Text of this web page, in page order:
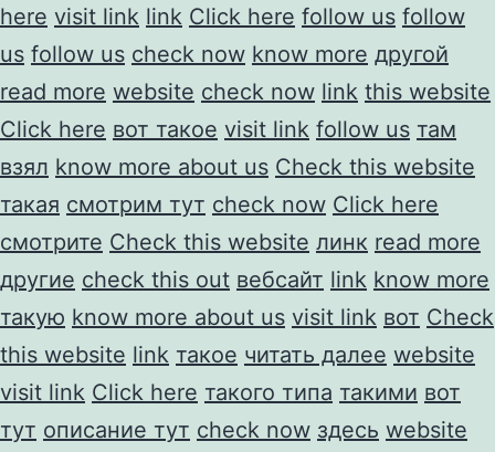
here visit link link Click here follow us follow
us follow us check now know more другой
read more website check now link this website
Click here вот такое visit link follow us там
взял know more about us Check this website
такая смотрим тут check now Click here
смотрите Check this website линк read more
другие check this out вебсайт link know more
такую know more about us visit link вот Check
this website link такое читать далее website
visit link Click here такого типа такими вот
тут описание тут check now здесь website